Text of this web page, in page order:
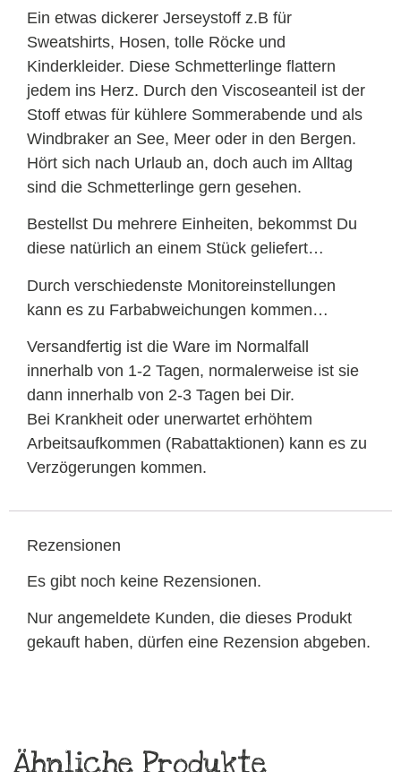
Ein etwas dickerer Jerseystoff z.B für
Sweatshirts, Hosen, tolle Röcke und
Kinderkleider. Diese Schmetterlinge flattern
jedem ins Herz. Durch den Viscoseanteil ist der
Stoff etwas für kühlere Sommerabende und als
Windbraker an See, Meer oder in den Bergen.
Hört sich nach Urlaub an, doch auch im Alltag
sind die Schmetterlinge gern gesehen.
Bestellst Du mehrere Einheiten, bekommst Du
diese natürlich an einem Stück geliefert…
Durch verschiedenste Monitoreinstellungen
kann es zu Farbabweichungen kommen…
Versandfertig ist die Ware im Normalfall
innerhalb von 1-2 Tagen, normalerweise ist sie
dann innerhalb von 2-3 Tagen bei Dir.
Bei Krankheit oder unerwartet erhöhtem
Arbeitsaufkommen (Rabattaktionen) kann es zu
Verzögerungen kommen.
Rezensionen
Es gibt noch keine Rezensionen.
Nur angemeldete Kunden, die dieses Produkt
gekauft haben, dürfen eine Rezension abgeben.
Ähnliche Produkte